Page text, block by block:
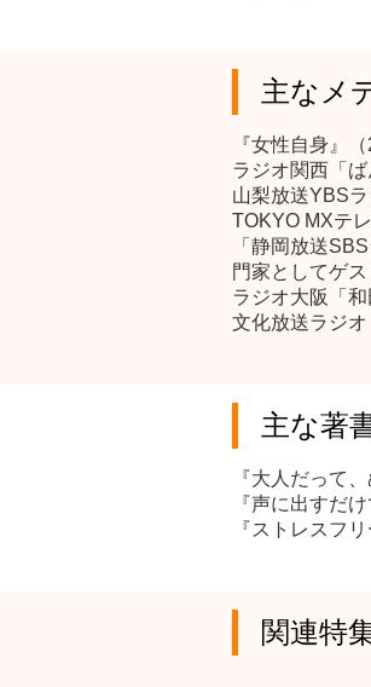
主なメ
『女性自身』
ラジオ関西「
山梨放送YBS
TOKYO MXテ
「静岡放送
門家としてゲ
ラジオ大阪「
文化放送ラジ
主な著
『大人だって
『声に出すだ
『ストレスフ
関連特